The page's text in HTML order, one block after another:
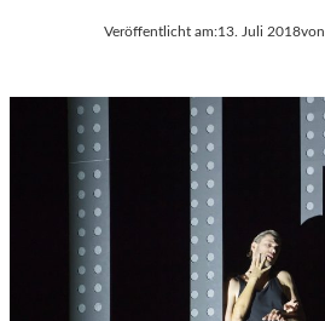
Veröffentlicht am:13. Juli 2018von